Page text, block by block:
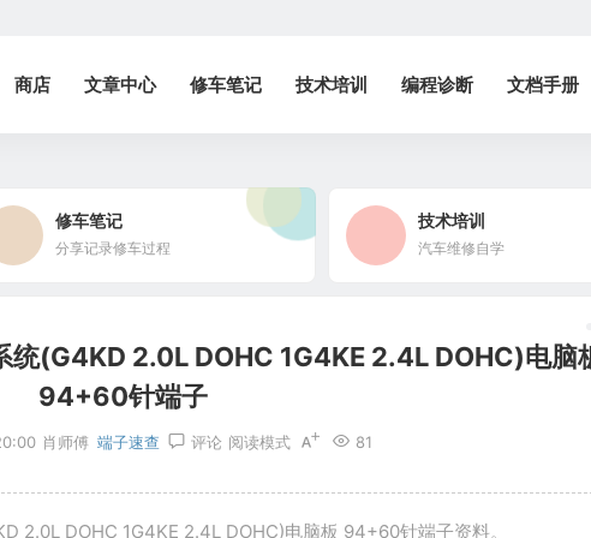
商店 文章中心 修车笔记 技术培训 编程诊断 文档手册
修车笔记
分享记录修车过程
技术培训
汽车维修自学
统(G4KD 2.0L DOHC 1G4KE 2.4L DOHC)电脑
94+60针端子
肖师傅 端子速查 评论 81
阅读模式
2.0L DOHC 1G4KE 2.4L DOHC)电脑板 94+60针端子资料。